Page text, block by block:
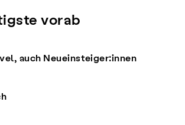
vorab
auch Neueinsteiger:innen